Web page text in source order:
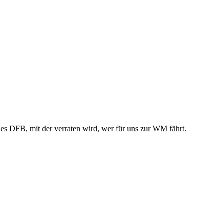
DFB, mit der verraten wird, wer für uns zur WM fährt.